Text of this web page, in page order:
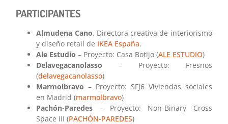
PARTICIPANTES
Almudena Cano. Directora creativa de interiorismo
y diseño retail de IKEA España.
Ale Estudio – Proyecto: Casa Botijo (ALE ESTUDIO)
Delavegacanolasso – Proyecto: Fresnos
(delavegacanolasso)
Marmolbravo – Proyecto: SFJ6 Viviendas sociales
en Madrid (marmolbravo)
Pachón-Paredes – Proyecto: Non-Binary Cross
Space III (PACHÓN-PAREDES)